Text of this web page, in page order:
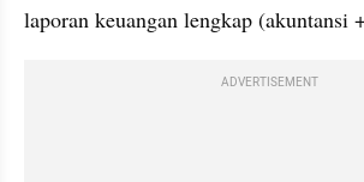
laporan keuangan lengkap (akuntansi
ADVERTISEMENT